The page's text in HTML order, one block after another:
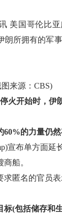
美国哥伦比亚
所拥有的军
来源：CBS)
火开始时，伊
的力量仍然
布单方面延
船。
名的官员表
(包括储存和